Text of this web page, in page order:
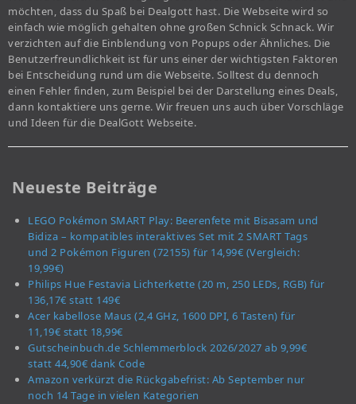
möchten, dass du Spaß bei Dealgott hast. Die Webseite wird so
einfach wie möglich gehalten ohne großen Schnick Schnack. Wir
verzichten auf die Einblendung von Popups oder Ähnliches. Die
Benutzerfreundlichkeit ist für uns einer der wichtigsten Faktoren
bei Entscheidung rund um die Webseite. Solltest du dennoch
einen Fehler finden, zum Beispiel bei der Darstellung eines Deals,
dann kontaktiere uns gerne. Wir freuen uns auch über Vorschläge
und Ideen für die DealGott Webseite.
Neueste Beiträge
LEGO Pokémon SMART Play: Beerenfete mit Bisasam und
Bidiza – kompatibles interaktives Set mit 2 SMART Tags
und 2 Pokémon Figuren (72155) für 14,99€ (Vergleich:
19,99€)
Philips Hue Festavia Lichterkette (20 m, 250 LEDs, RGB) für
136,17€ statt 149€
Acer kabellose Maus (2,4 GHz, 1600 DPI, 6 Tasten) für
11,19€ statt 18,99€
Gutscheinbuch.de Schlemmerblock 2026/2027 ab 9,99€
statt 44,90€ dank Code
Amazon verkürzt die Rückgabefrist: Ab September nur
noch 14 Tage in vielen Kategorien